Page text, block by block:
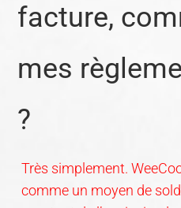
facture,
mes
?
Très simplement.
comme un moyen de